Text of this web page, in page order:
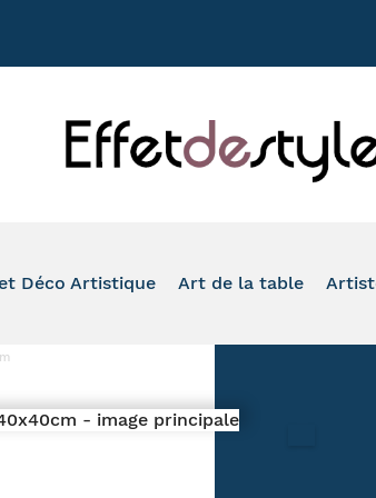
Déco Artistique
SALLE DE BAIN ET WC
Art de la table
ASSIETTE ET PLAT DE